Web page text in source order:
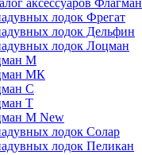
аксессуаров Флагман
лодок Фрегат
лодок Дельфин
лодок Лоцман
М
МК
С
Т
М New
лодок Солар
лодок Пеликан